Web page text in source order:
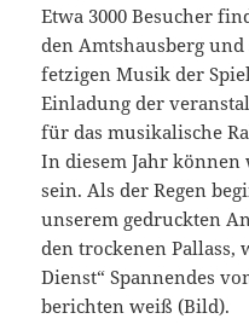
Etwa 3000 Besucher
den Amtshausberg
fetzigen Musik der
Einladung der
für das musikalische
In diesem Jahr
sein. Als der Regen
unserem gedruckten
den trockenen Pallass,
Dienst“ Spannendes
berichten weiß (Bild).